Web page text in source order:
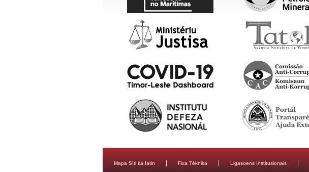
Mapa Síti ka fatin Fixa Téknika Ligasoens Institusionais